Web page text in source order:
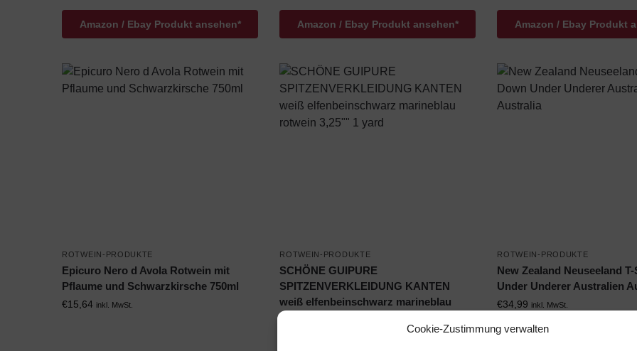
Cookie-Zustimmung verwalten
Amazon / Ebay Produkt ansehen* Amazon / Ebay Produkt ansehen* Amazon / Ebay Produkt
ROTWEIN-PRODUKTE
Epicuro Nero d Avola Rotwein mit
Pflaume und Schwarzkirsche 750ml
€15,64 inkl. MwSt.
ROTWEIN-PRODUKTE
SCHÖNE GUIPURE
SPITZENVERKLEIDUNG KANTEN
weiß elfenbeinschwarz marineblau
rotwein 3,25″” 1 yard
ROTWEIN-PRODUKTE
New Zealand Neuseeland
Under Underer Australien
€34,99 inkl. MwSt.